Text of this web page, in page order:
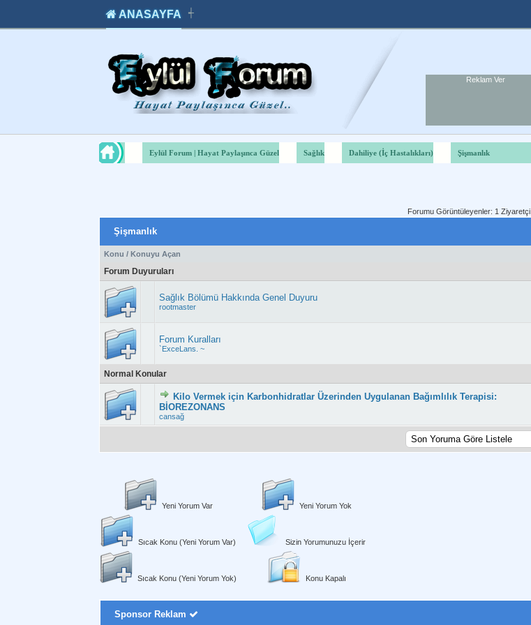
satın
takipçi
ANASAYFA ┽
Reklam Ver
Eylül Forum | Hayat Paylaşınca Güzel Sağlık Dahiliye (İç Hastalıkları) Şişmanlık
Forumu Görüntüleyenler: 1 Ziyaretçi
Şişmanlık
Konu / Konuyu Açan
Forum Duyuruları
Sağlık Bölümü Hakkında Genel Duyuru
rootmaster
Forum Kuralları
`ExceLans. ~
Normal Konular
Kilo Vermek için Karbonhidratlar Üzerinden Uygulanan Bağımlılık Terapisi:
BİOREZONANS
cansağ
Derecelendirme: 2.74/5 - 58 oy
Yeni Yorum Var
Sıcak Konu (Yeni Yorum Var)
Sıcak Konu (Yeni Yorum Yok)
Yeni Yorum Yok
Sizin Yorumunuzu İçerir
Konu Kapalı
Sponsor Reklam